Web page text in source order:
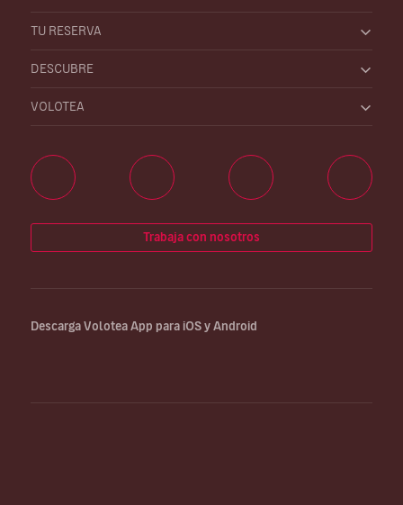
TU RESERVA
DESCUBRE
VOLOTEA
Trabaja con nosotros
Descarga Volotea App para iOS y Android